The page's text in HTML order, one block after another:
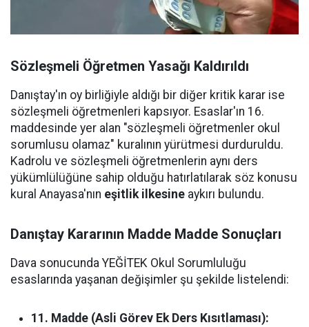
Sözleşmeli Öğretmen Yasağı Kaldırıldı
Danıştay'ın oy birliğiyle aldığı bir diğer kritik karar ise
sözleşmeli öğretmenleri kapsıyor. Esaslar'ın 16.
maddesinde yer alan "sözleşmeli öğretmenler okul
sorumlusu olamaz" kuralının yürütmesi durduruldu.
Kadrolu ve sözleşmeli öğretmenlerin aynı ders
yükümlülüğüne sahip olduğu hatırlatılarak söz konusu
kural Anayasa'nın eşitlik ilkesine aykırı bulundu.
Danıştay Kararının Madde Madde Sonuçları
Dava sonucunda YEĞİTEK Okul Sorumluluğu
esaslarında yaşanan değişimler şu şekilde listelendi:
11. Madde (Asli Görev Ek Ders Kısıtlaması):